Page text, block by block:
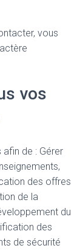
vous
vos
de : Gérer
des offres
de la
du
des
de sécurité